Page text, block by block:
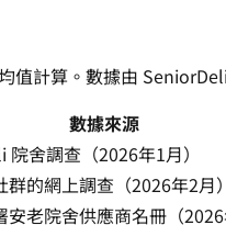
值計算。數據由
數據來源
舍調查（2026年1月）
的網上調查（2026年2月）
老院舍供應商名冊（2026